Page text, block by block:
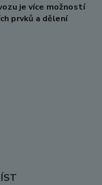
je více možností
prvků a dělení